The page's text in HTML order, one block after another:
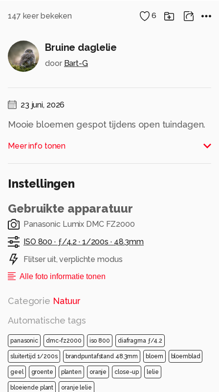
147 keer bekeken 6
Bruine daglelie
door Bart-G
23 juni, 2026
Mooie bloemen gespot tijdens open tuindagen.
versterkt
Meer info tonen
Instellingen
Gebruikte apparatuur
Panasonic Lumix DMC FZ2000
ISO 800 · ƒ/4.2 · 1/200s · 48.3mm
Flitser uit, verplichte modus
Alle foto informatie tonen
Categorie Natuur
Automatische tags
panasonic dmc-fz2000 iso 800 diafragma ƒ/4.2
sluitertijd 1/200s brandpuntafstand 48.3mm bloem bloemblad
geel groente planten oranje close-up lelie
bloeiende plant oranje lelie